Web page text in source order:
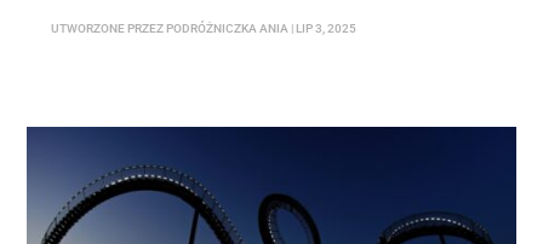
UTWORZONE PRZEZ PODRÓŻNICZKA ANIA | LIP 3, 2025